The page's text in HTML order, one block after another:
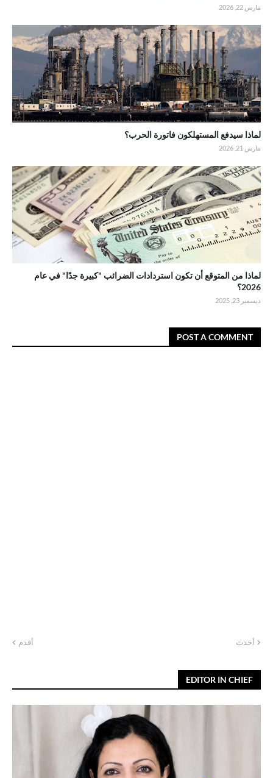
مارس 22, 2026
لماذا سيدفع المستهلكون فاتورة الحرب؟
مارس 21, 2026
لماذا من المتوقع أن تكون استردادات الضرائب "كبيرة جدًا" في عام
2026؟
ديسمبر 23, 2025
POST A COMMENT
أحدث أقدم
EDITOR IN CHIEF